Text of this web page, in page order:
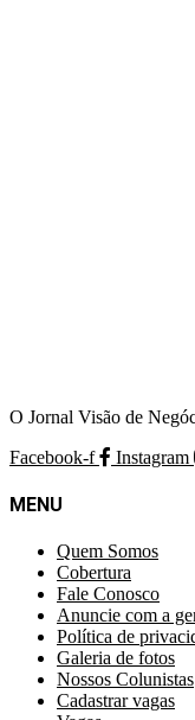
O Jornal Visão de
Facebook-f
Instagram
MENU
Quem Somos
Cobertura
Fale Conosco
Anuncie com a
Política de
Galeria de fotos
Nossos Colunistas
Cadastrar vagas